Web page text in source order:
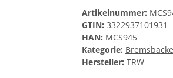
Artikelnummer:
GTIN: 3322937101931
HAN: MCS945
Kategorie:
Hersteller: TRW